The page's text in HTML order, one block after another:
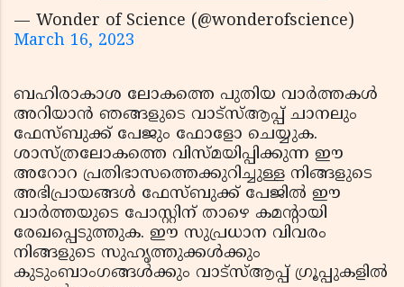
— Wonder of Science (@wonderofscience)
March 16, 2023
ബഹിരാകാശ ലോകത്തെ പുതിയ വാർത്തകൾ
അറിയാൻ ഞങ്ങളുടെ വാട്സ്ആപ്പ് ചാനലും
ഫേസ്ബുക്ക് പേജും ഫോളോ ചെയ്യുക.
ശാസ്ത്രലോകത്തെ വിസ്മയിപ്പിക്കുന്ന ഈ
അറോറ പ്രതിഭാസത്തെക്കുറിച്ചുള്ള നിങ്ങളുടെ
അഭിപ്രായങ്ങൾ ഫേസ്ബുക്ക് പേജിൽ ഈ
വാർത്തയുടെ പോസ്റ്റിന് താഴെ കമന്റായി
രേഖപ്പെടുത്തുക. ഈ സുപ്രധാന വിവരം
നിങ്ങളുടെ സുഹൃത്തുക്കൾക്കും
കുടുംബാംഗങ്ങൾക്കും വാട്സ്ആപ്പ് ഗ്രൂപ്പുകളിൽ